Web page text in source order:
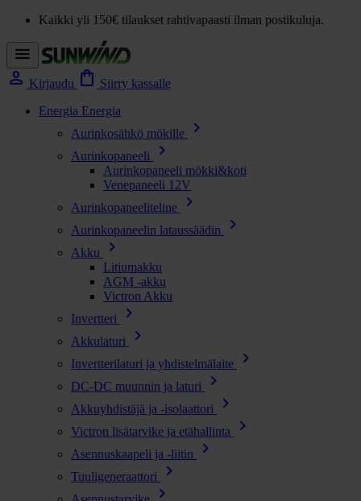
Kaikki yli 150€ tilaukset rahtivapaasti ilman postikuluja.
menu
person Kirjaudu shopping_bag Siirry kassalle
Energia Energia
Aurinkosähkö mökille
chevron_right
Aurinkopaneeli chevron_right
Aurinkopaneeli mökki&koti
Venepaneeli 12V
Aurinkopaneeliteline
chevron_right
Aurinkopaneelin lataussäädin chevron_right
Akku chevron_right
Litiumakku
AGM -akku
Victron Akku
Invertteri
chevron_right
Akkulaturi chevron_right
Invertterilaturi ja yhdistelmälaite chevron_right
DC-DC muunnin ja laturi chevron_right
Akkuyhdistäjä ja -isolaattori chevron_right
Victron lisätarvike ja etähallinta chevron_right
Asennuskaapeli ja -liitin chevron_right
Tuuligeneraattori chevron_right
chevron_right